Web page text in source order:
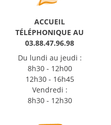
ACCUEIL
TÉLÉPHONIQUE AU
03.88.47.96.98
Du lundi au jeudi :
8h30 - 12h00
12h30 - 16h45
Vendredi :
8h30 - 12h30